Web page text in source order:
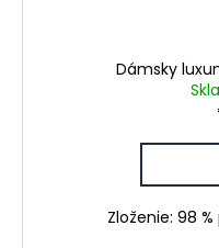
Dámsky
Zloženie: 98